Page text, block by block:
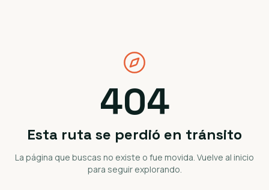
404
Esta ruta se perdió en tránsito
La página que buscas no existe o fue movida. Vuelve al inicio
para seguir explorando.